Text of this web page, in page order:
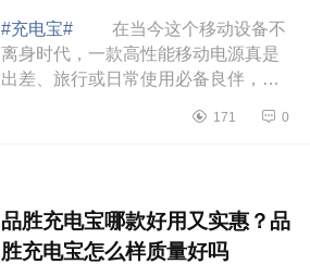
#充电宝#
在当今这个移动设备不
离身时代，一款高性能移动电源真是
出差、旅行或日常使用必备良伴，下
值得买？闪极充电宝属于什么档
171 0
品胜充电宝哪款好用又实惠？品
胜充电宝怎么样质量好吗